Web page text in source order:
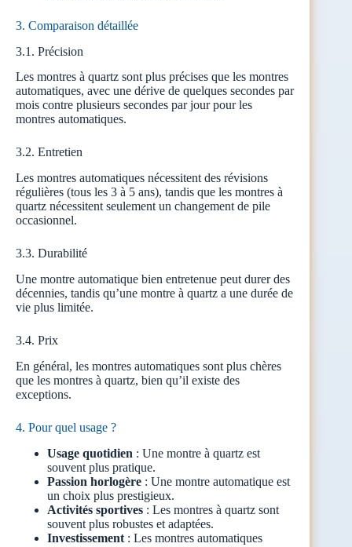
3. Comparaison détaillée
3.1. Précision
Les montres à quartz sont plus précises que les montres
automatiques, avec une dérive de quelques secondes par
mois contre plusieurs secondes par jour pour les
montres automatiques.
3.2. Entretien
Les montres automatiques nécessitent des révisions
régulières (tous les 3 à 5 ans), tandis que les montres à
quartz nécessitent seulement un changement de pile
occasionnel.
3.3. Durabilité
Une montre automatique bien entretenue peut durer des
décennies, tandis qu’une montre à quartz a une durée de
vie plus limitée.
3.4. Prix
En général, les montres automatiques sont plus chères
que les montres à quartz, bien qu’il existe des
exceptions.
4. Pour quel usage ?
Usage quotidien : Une montre à quartz est
souvent plus pratique.
Passion horlogère : Une montre automatique est
un choix plus prestigieux.
Activités sportives : Les montres à quartz sont
souvent plus robustes et adaptées.
Investissement : Les montres automatiques